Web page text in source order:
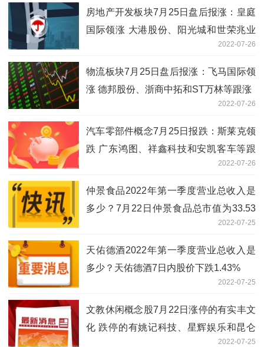
房地产开发板块7月25日盘后报涨：皇庭
国际领涨 大港股份、阳光城和世荣兆业
2022-07-26
物流板块7月25日盘后报涨：飞马国际领
涨 德邦股份、浙商中拓和ST万林等跟涨
2022-07-26
汽车零部件概念7月25日报跌：斯莱克领
跌 广东鸿图、祥鑫科技和安凯客车等跟
2022-07-26
仲景食品2022年第一季度营业总收入是
多少？7月22日仲景食品总市值为33.53
2022-07-25
天佑德酒2022年第一季度营业总收入是
多少？天佑德酒7日内股价下跌1.43%
2022-07-25
文教休闲概念股7月22日涨停的有实丰文
化 跌停的有姚记科技、星辉娱乐和昆仑
2022-07-25